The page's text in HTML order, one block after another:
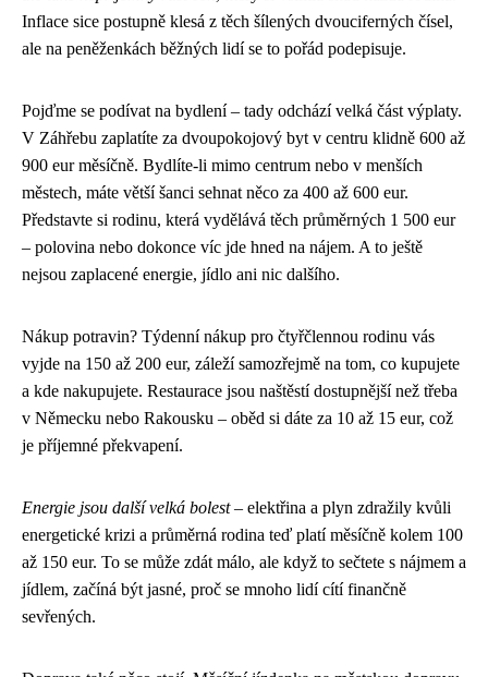
Inflace sice postupně klesá z těch šílených dvouciferných čísel,
ale na peněženkách běžných lidí se to pořád podepisuje.
Pojďme se podívat na bydlení – tady odchází velká část výplaty.
V Záhřebu zaplatíte za dvoupokojový byt v centru klidně 600 až
900 eur měsíčně. Bydlíte-li mimo centrum nebo v menších
městech, máte větší šanci sehnat něco za 400 až 600 eur.
Představte si rodinu, která vydělává těch průměrných 1 500 eur
– polovina nebo dokonce víc jde hned na nájem. A to ještě
nejsou zaplacené energie, jídlo ani nic dalšího.
Nákup potravin? Týdenní nákup pro čtyřčlennou rodinu vás
vyjde na 150 až 200 eur, záleží samozřejmě na tom, co kupujete
a kde nakupujete. Restaurace jsou naštěstí dostupnější než třeba
v Německu nebo Rakousku – oběd si dáte za 10 až 15 eur, což
je příjemné překvapení.
Energie jsou další velká bolest– elektřina a plyn zdražily kvůli
energetické krizi a průměrná rodina teď platí měsíčně kolem 100
až 150 eur. To se může zdát málo, ale když to sečtete s nájmem a
jídlem, začíná být jasné, proč se mnoho lidí cítí finančně
sevřených.